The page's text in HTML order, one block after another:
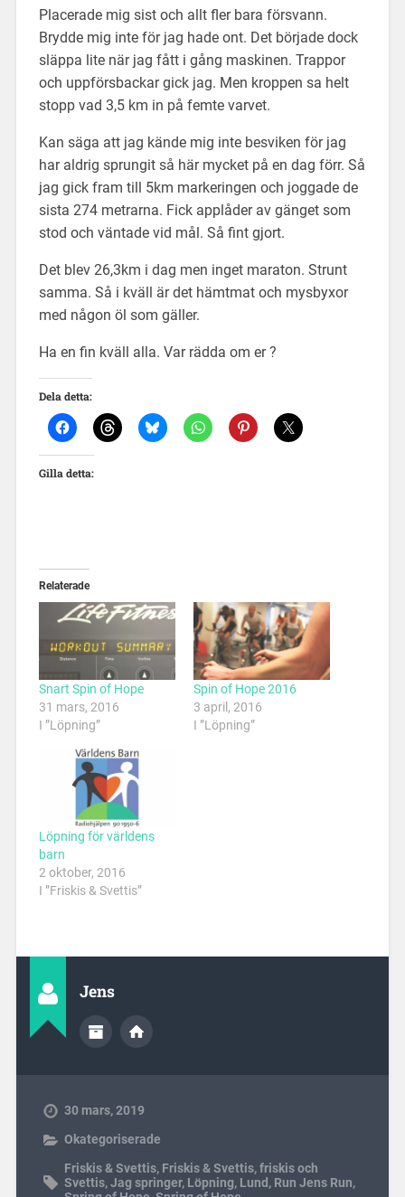
Placerade mig sist och allt fler bara försvann.
Brydde mig inte för jag hade ont. Det började dock
släppa lite när jag fått i gång maskinen. Trappor
och uppförsbackar gick jag. Men kroppen sa helt
stopp vad 3,5 km in på femte varvet.
Kan säga att jag kände mig inte besviken för jag
har aldrig sprungit så här mycket på en dag förr. Så
jag gick fram till 5km markeringen och joggade de
sista 274 metrarna. Fick applåder av gänget som
stod och väntade vid mål. Så fint gjort.
Det blev 26,3km i dag men inget maraton. Strunt
samma. Så i kväll är det hämtmat och mysbyxor
med någon öl som gäller.
Ha en fin kväll alla. Var rädda om er ?
Dela detta:
Gilla detta:
Relaterade
Snart Spin of Hope
31 mars, 2016
I ”Löpning”
Spin of Hope 2016
3 april, 2016
I ”Löpning”
Löpning för världens
barn
2 oktober, 2016
I ”Friskis & Svettis”
Jens
30 mars, 2019
Okategoriserade
Friskis & Svettis, Friskis & Svettis,friskis och
Svettis,Jag springer, Löpning, Lund , Run Jens Run,